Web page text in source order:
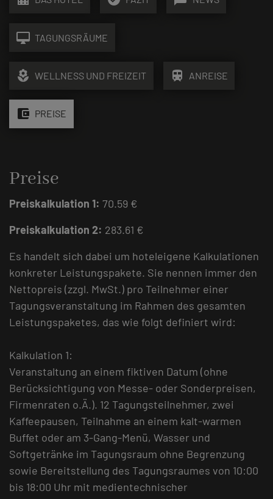
desktop_mac TAGUNGSRÄUME
local_florist WELLNESS UND FREIZEIT train ANREISE
account_balance_wallet PREISE
Preise
Preiskalkulation 1: 70.59 €
Preiskalkulation 2: 283.61 €
Es handelt sich dabei um hoteleigene Kalkulationen
konkreter Leistungspakete. Sie nennen immer den
Nettopreis (zzgl. MwSt.) pro Teilnehmer einer
Tagungsveranstaltung im Rahmen des gesamten
Leistungspaketes, das wie folgt definiert wird:
Kalkulation 1:
Veranstaltung an einem fiktiven Datum (ohne
Berücksichtigung von Messe- oder Sonderpreisen,
Firmenraten o.Ä.). 12 Tagungsteilnehmer, zwei
Kaffeepausen, Teilnahme an einem kalt-warmen
Buffet oder am 3-Gang-Menü, Wasser und
Softgetränke im Tagungsraum ohne Begrenzung
sowie Bereitstellung des Tagungsraumes von 10:00
bis 18:00 Uhr mit medientechnischer